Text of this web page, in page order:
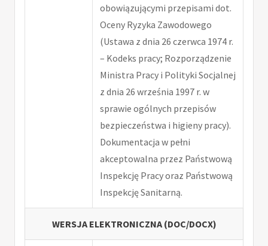
obowiązującymi przepisami dot.
Oceny Ryzyka Zawodowego
(Ustawa z dnia 26 czerwca 1974 r.
– Kodeks pracy; Rozporządzenie
Ministra Pracy i Polityki Socjalnej
z dnia 26 września 1997 r. w
sprawie ogólnych przepisów
bezpieczeństwa i higieny pracy).
Dokumentacja w pełni
akceptowalna przez Państwową
Inspekcję Pracy oraz Państwową
Inspekcję Sanitarną.
WERSJA ELEKTRONICZNA (DOC/DOCX)